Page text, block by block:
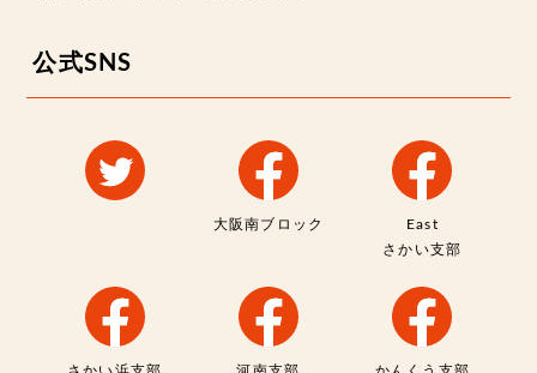
公式SNS
大阪南ブロック
East
さかい支部